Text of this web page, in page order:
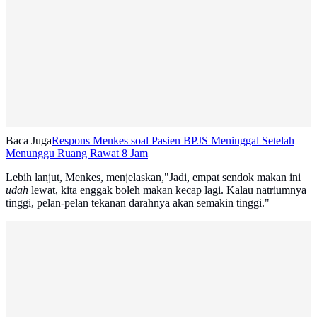
Baca JugaRespons Menkes soal Pasien BPJS Meninggal Setelah
Menunggu Ruang Rawat 8 Jam
Lebih lanjut, Menkes, menjelaskan,"Jadi, empat sendok makan ini
udah lewat, kita enggak boleh makan kecap lagi. Kalau natriumnya
tinggi, pelan-pelan tekanan darahnya akan semakin tinggi."